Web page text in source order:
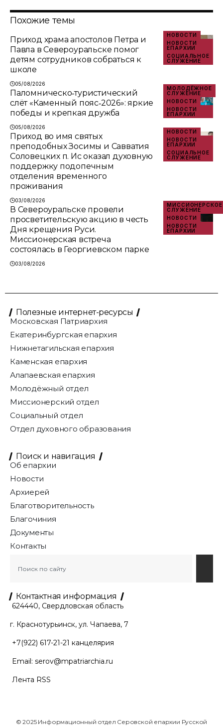
Похожие темы
НОВОСТИ
НОВОСТИ
ЕПАРХИИ
СОЦИАЛЬНОЕ
СЛУЖЕНИЕ
Приход храма апостолов Петра и
Павла в Североуральске помог
детям сотрудников собраться к
школе
05/08/2026
МОЛОДЁЖНОЕ
СЛУЖЕНИЕ
НОВОСТИ
НОВОСТИ
ЕПАРХИИ
Паломническо‑туристический
слёт «Каменный пояс‑2026»: яркие
победы и крепкая дружба
05/08/2026
НОВОСТИ
НОВОСТИ
ЕПАРХИИ
СОЦИАЛЬНОЕ
СЛУЖЕНИЕ
Приход во имя святых
преподобных Зосимы и Савватия
Соловецких п. Ис оказал духовную
поддержку подопечным
отделения временного
проживания
03/08/2026
МИССИОНЕРСКОЕ
СЛУЖЕНИЕ
НОВОСТИ
НОВОСТИ
ЕПАРХИИ
В Североуральске провели
просветительскую акцию в честь
Дня крещения Руси.
Миссионерская встреча
состоялась в Георгиевском парке
03/08/2026
Полезные интернет-ресурсы
Московская Патриархия
Екатеринбургская епархия
Нижнетагильская епархия
Каменская епархия
Алапаевская епархия
Молодёжный отдел
Миссионерский отдел
Социальный отдел
Отдел духовного образования
Поиск и навигация
Об епархии
Новости
Архиерей
Благотворительность
Благочиния
Документы
Контакты
Контактная информация
624440, Свердловская область
г. Краснотурьинск, ул. Чапаева, 7
+7(922) 617-21-21 канцелярия
Email: serov@mpatriarchia.ru
Лента RSS
© 2025 Информационный отдел Серовской епархии Русской